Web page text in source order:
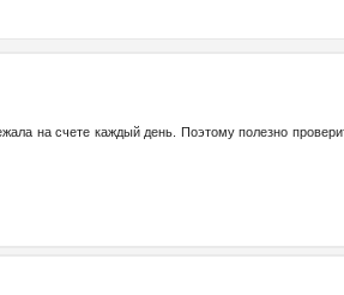
на счете каждый день. Поэтому полезно